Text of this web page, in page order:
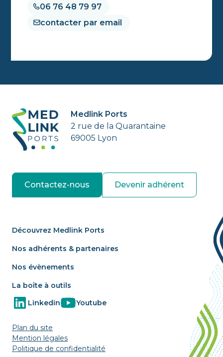
06 76 48 79 97
contacter par email
Medlink Ports
2 rue de la Quarantaine
69005 Lyon
Contactez-nous Devenir adhérent
Découvrez Medlink Ports
Nos adhérents & partenaires
Nos évènements
La boîte à outils
Linkedin
Youtube
Plan du site
Mention légales
Politique de confidentialité